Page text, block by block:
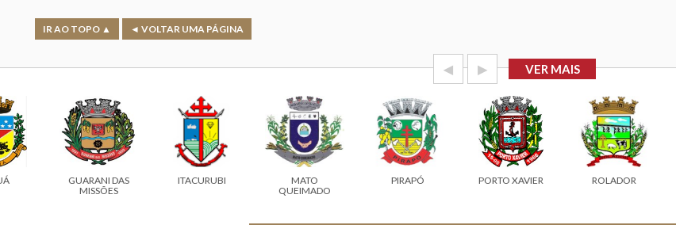
IR AO TOPO ▲ ◄ VOLTAR UMA PÁGINA
◀ ▶ VER MAIS
GUARANI DAS
MISSÕES
ITACURUBI
MATO
QUEIMADO
PIRAPÓ PORTO XAVIER ROLADOR